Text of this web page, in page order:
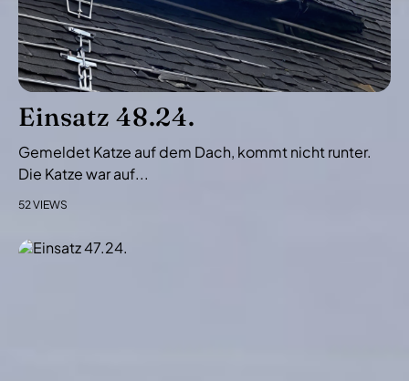
Einsatz 48.24.
Gemeldet Katze auf dem Dach, kommt nicht runter.
Die Katze war auf...
52 VIEWS